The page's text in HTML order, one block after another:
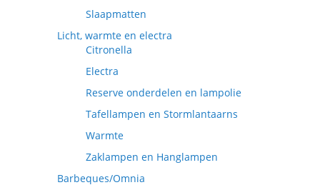
Slaapmatten
Licht, warmte en electra
Citronella
Electra
Reserve onderdelen en lampolie
Tafellampen en Stormlantaarns
Warmte
Zaklampen en Hanglampen
Barbeques/Omnia